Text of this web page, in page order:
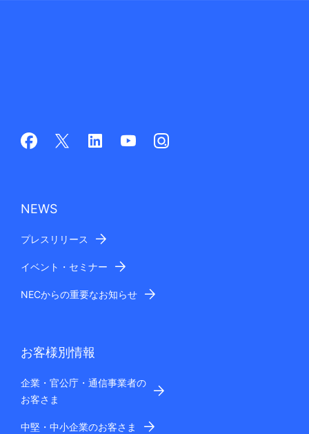
NEWS
プレスリリース
イベント・セミナー
NECからの重要なお知らせ
お客様別情報
企業・官公庁・通信事業者の
お客さま
中堅・中小企業のお客さま